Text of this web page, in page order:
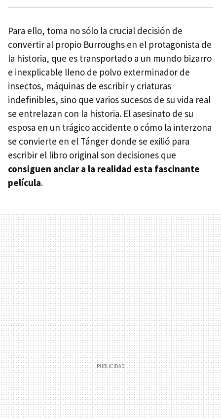
Para ello, toma no sólo la crucial decisión de
convertir al propio Burroughs en el protagonista de
la historia, que es transportado a un mundo bizarro
e inexplicable lleno de polvo exterminador de
insectos, máquinas de escribir y criaturas
indefinibles, sino que varios sucesos de su vida real
se entrelazan con la historia. El asesinato de su
esposa en un trágico accidente o cómo la interzona
se convierte en el Tánger donde se exilió para
escribir el libro original son decisiones que
consiguen anclar a la realidad esta fascinante
película.